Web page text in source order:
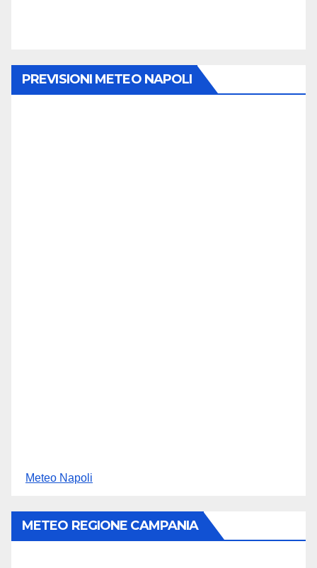
PREVISIONI METEO NAPOLI
Meteo Napoli
METEO REGIONE CAMPANIA